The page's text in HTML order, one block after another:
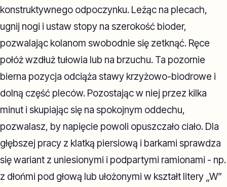
konstruktywnego odpoczynku. Leżąc na plecach,
ugnij nogi i ustaw stopy na szerokość bioder,
pozwalając kolanom swobodnie się zetknąć. Ręce
połóż wzdłuż tułowia lub na brzuchu. Ta pozornie
bierna pozycja odciąża stawy krzyżowo-biodrowe i
dolną część pleców. Pozostając w niej przez kilka
minut i skupiając się na spokojnym oddechu,
pozwalasz, by napięcie powoli opuszczało ciało. Dla
głębszej pracy z klatką piersiową i barkami sprawdza
się wariant z uniesionymi i podpartymi ramionami - np.
z dłońmi pod głową lub ułożonymi w kształt litery „W”